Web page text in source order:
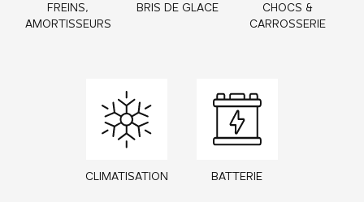
FREINS,
AMORTISSEURS
BRIS DE GLACE
CHOCS &
CARROSSERIE
CLIMATISATION BATTERIE